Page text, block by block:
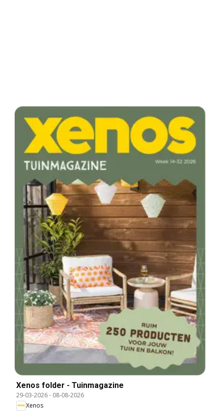
Xenos folder - Tuinmagazine
29-03-2026- 08-08-2026
Xenos